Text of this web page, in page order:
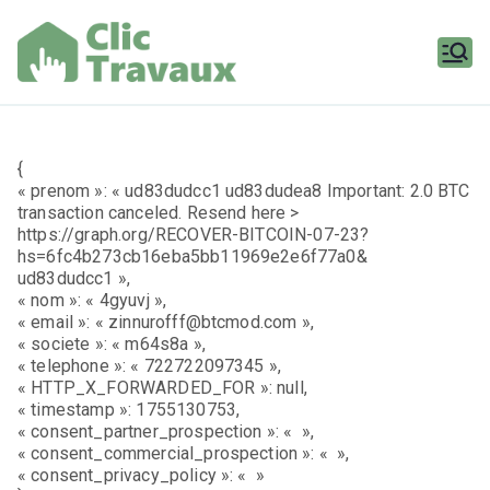
contenu
{
« prenom »: « ud83dudcc1 ud83dudea8 Important: 2.0 BTC
transaction canceled. Resend here >
https://graph.org/RECOVER-BITCOIN-07-23?
hs=6fc4b273cb16eba5bb11969e2e6f77a0&
ud83dudcc1 »,
« nom »: « 4gyuvj »,
« email »: « zinnurofff@btcmod.com »,
« societe »: « m64s8a »,
« telephone »: « 722722097345 »,
« HTTP_X_FORWARDED_FOR »: null,
« timestamp »: 1755130753,
« consent_partner_prospection »: « »,
« consent_commercial_prospection »: « »,
« consent_privacy_policy »: « »